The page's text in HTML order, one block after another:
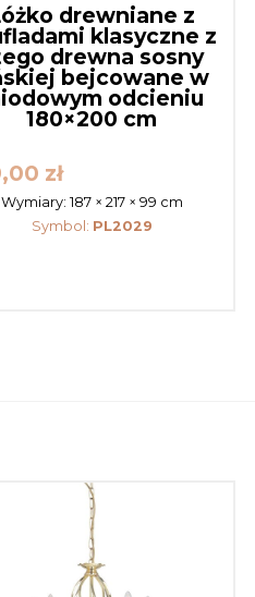
drewniane z
klasyczne z
drewna sosny
bejcowane w
odcieniu
180×200 cm
zł
Wymiary: 187 × 217 × 99 cm
Symbol: PL2029